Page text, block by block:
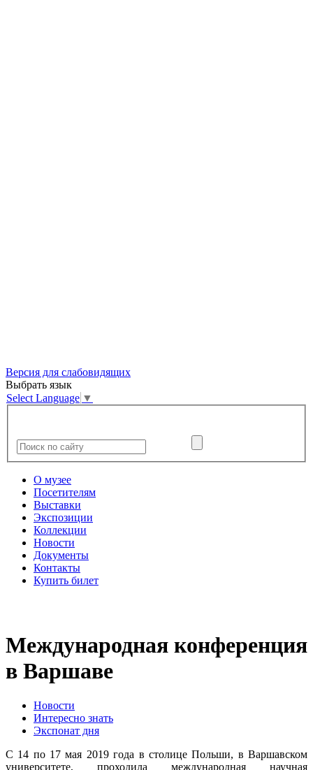
Версия для слабовидящих
Выбрать язык
Select Language ▼
О музее
Посетителям
Выставки
Экспозиции
Коллекции
Новости
Документы
Контакты
Купить билет
Международная конференция
в Варшаве
Новости
Интересно знать
Экспонат дня
С 14 по 17 мая 2019 года в столице Польши, в Варшавском
университете, проходила международная научная